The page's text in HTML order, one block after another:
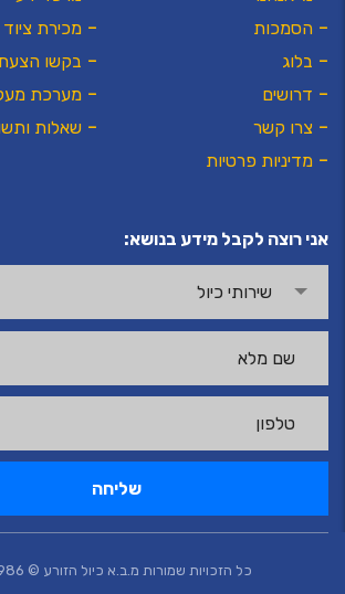
הסמכות
מכירת ציוד
בלוג
בקשו
דרושים
מערכת
צרו קשר
שאלות
מדיניות פרטיות
אני רוצה לקבל מידע בנושא:
שירותי כיול
שליחה
כל הזכויות שמורות מ.ב.א כיול הזורע © 1986 - 2026
לחצו כאן להצעת מחיר